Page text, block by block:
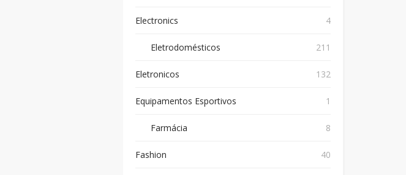
Electronics 4
Eletrodomésticos 211
Eletronicos 132
Equipamentos Esportivos 1
Farmácia 8
Fashion 40